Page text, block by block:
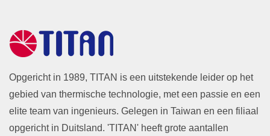
Opgericht in 1989, TITAN is een uitstekende leider op het
gebied van thermische technologie, met een passie en een
elite team van ingenieurs. Gelegen in Taiwan en een filiaal
opgericht in Duitsland. 'TITAN' heeft grote aantallen